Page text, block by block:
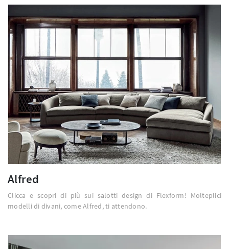
Alfred
Clicca e scopri di più sui salotti design di Flexform! Molteplici
modelli di divani, come Alfred, ti attendono.